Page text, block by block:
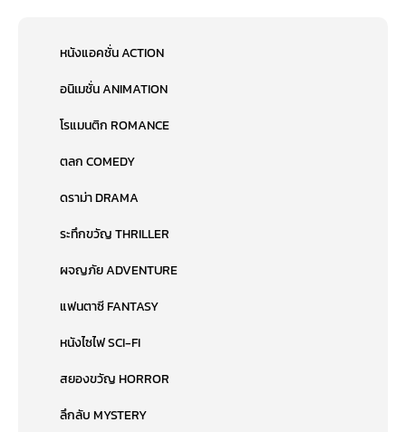
หนังแอคชั่น ACTION
อนิเมชั่น ANIMATION
โรแมนติก ROMANCE
ตลก COMEDY
ดราม่า DRAMA
ระทึกขวัญ THRILLER
ผจญภัย ADVENTURE
แฟนตาซี FANTASY
หนังไซไฟ SCI-FI
สยองขวัญ HORROR
ลึกลับ MYSTERY